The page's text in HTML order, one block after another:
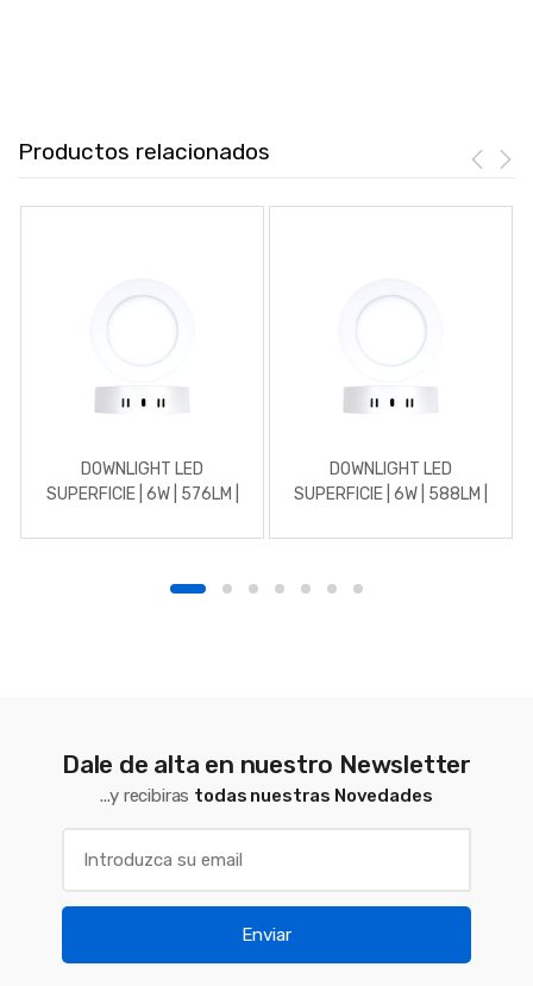
Productos relacionados
DOWNLIGHT LED
SUPERFICIE | 6W | 576LM |
BLANCO
DOWNLIGHT LED
SUPERFICIE | 6W | 588LM |
BLANCO
Dale de alta en nuestro Newsletter
...y recibiras todas nuestras Novedades
Enviar